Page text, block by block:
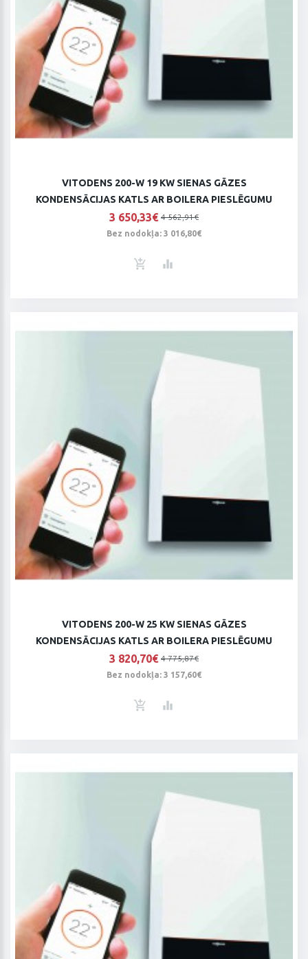
VITODENS 200-W 19 KW SIENAS GĀZES
KONDENSĀCIJAS KATLS AR BOILERA PIESLĒGUMU
3 650,33€ 4 562,91€
Bez nodokļa: 3 016,80€
VITODENS 200-W 25 KW SIENAS GĀZES
KONDENSĀCIJAS KATLS AR BOILERA PIESLĒGUMU
3 820,70€ 4 775,87€
Bez nodokļa: 3 157,60€